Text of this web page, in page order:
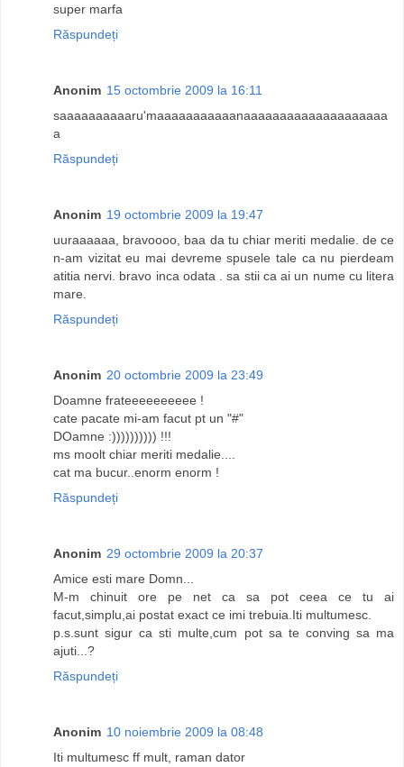
super marfa
Răspundeți
Anonim 15 octombrie 2009 la 16:11
saaaaaaaaaaru'maaaaaaaaaaanaaaaaaaaaaaaaaaaaaaa
a
Răspundeți
Anonim 19 octombrie 2009 la 19:47
uuraaaaaa, bravoooo, baa da tu chiar meriti medalie. de ce
n-am vizitat eu mai devreme spusele tale ca nu pierdeam
atitia nervi. bravo inca odata . sa stii ca ai un nume cu litera
mare.
Răspundeți
Anonim 20 octombrie 2009 la 23:49
Doamne frateeeeeeeeee !
cate pacate mi-am facut pt un "#"
DOamne :)))))))))) !!!
ms moolt chiar meriti medalie....
cat ma bucur..enorm enorm !
Răspundeți
Anonim 29 octombrie 2009 la 20:37
Amice esti mare Domn...
M-m chinuit ore pe net ca sa pot ceea ce tu ai
facut,simplu,ai postat exact ce imi trebuia.Iti multumesc.
p.s.sunt sigur ca sti multe,cum pot sa te conving sa ma
ajuti...?
Răspundeți
Anonim 10 noiembrie 2009 la 08:48
Iti multumesc ff mult, raman dator